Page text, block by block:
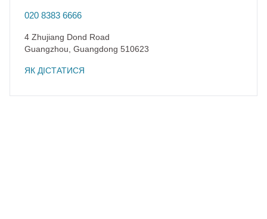
020 8383 6666
4 Zhujiang Dond Road
Guangzhou Guangdong 510623
ЯК ДІСТАТИСЯ